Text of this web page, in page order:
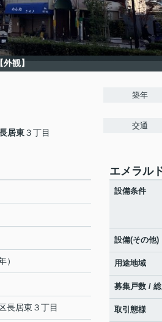
【外観】
居東３丁目
築年
交通
）
長居東 ３丁目
エメラル
設備条件
設備(その他)
用途地域
募集戸数 /
取引態様